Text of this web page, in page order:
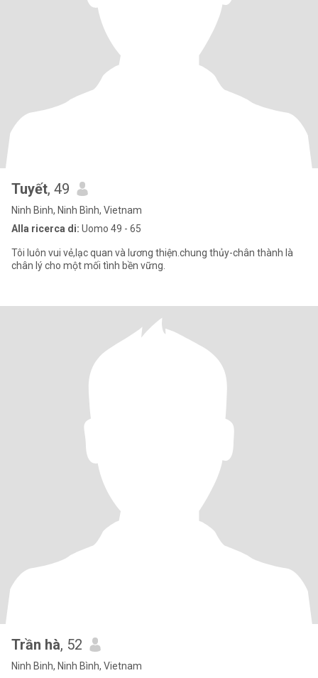
Tuyết, 49
Ninh Binh, Ninh Bình, Vietnam
Alla ricerca di: Uomo 49 - 65
Tôi luôn vui vẻ,lạc quan và lương thiện.chung thủy-chân thành là
chân lý cho một mối tình bền vững.
Trần hà, 52
Ninh Binh, Ninh Bình, Vietnam